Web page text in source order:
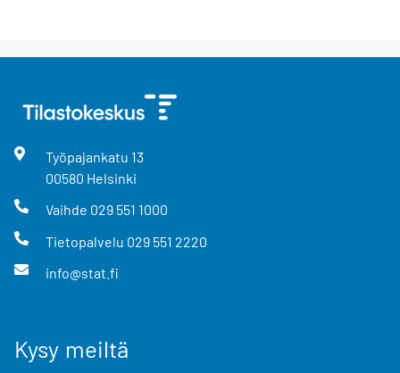
Työpajankatu 13
00580 Helsinki
Vaihde 029 551 1000
Tietopalvelu 029 551 2220
info@stat.fi
Kysy meiltä